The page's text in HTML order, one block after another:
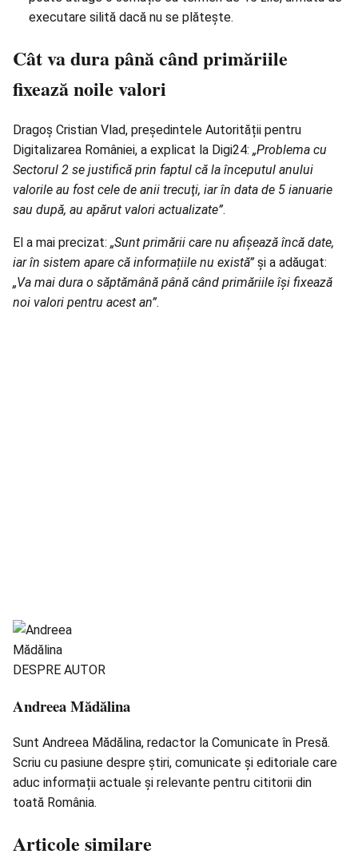
executare silită dacă nu se plăteşte.
Cât va dura până când primăriile
fixează noile valori
Dragoș Cristian Vlad, președintele Autorității pentru
Digitalizarea României, a explicat la Digi24: „Problema cu
Sectorul 2 se justifică prin faptul că la începutul anului
valorile au fost cele de anii trecuţi, iar în data de 5 ianuarie
sau după, au apărut valori actualizate”.
El a mai precizat: „Sunt primării care nu afișează încă date,
iar în sistem apare că informațiile nu există” și a adăugat:
„Va mai dura o săptămână până când primăriile îşi fixează
noi valori pentru acest an”.
DESPRE AUTOR
Andreea Mădălina
Sunt Andreea Mădălina, redactor la Comunicate în Presă.
Scriu cu pasiune despre știri, comunicate și editoriale care
aduc informații actuale și relevante pentru cititorii din
toată România.
Articole similare